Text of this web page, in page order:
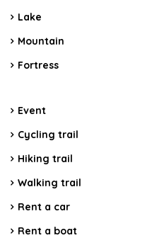
Lake
Mountain
Fortress
Event
Cycling trail
Hiking trail
Walking trail
Rent a car
Rent a boat